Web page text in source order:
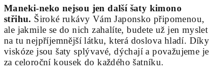
Maneki-neko nejsou jen další šaty kimono
střihu. Široké rukávy Vám Japonsko připomenou,
ale jakmile se do nich zahalíte, budete už jen myslet
na tu nejpříjemnější látku, která doslova hladí. Díky
viskóze jsou šaty splývavé, dýchají a považujeme je
za celoroční kousek do každého šatníku.